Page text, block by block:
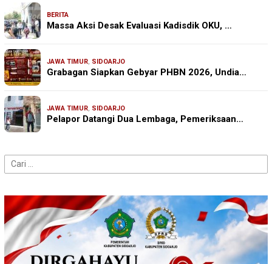
BERITA
Massa Aksi Desak Evaluasi Kadisdik OKU, …
JAWA TIMUR, SIDOARJO
Grabagan Siapkan Gebyar PHBN 2026, Undia…
JAWA TIMUR, SIDOARJO
Pelapor Datangi Dua Lembaga, Pemeriksaan…
Cari
untuk: